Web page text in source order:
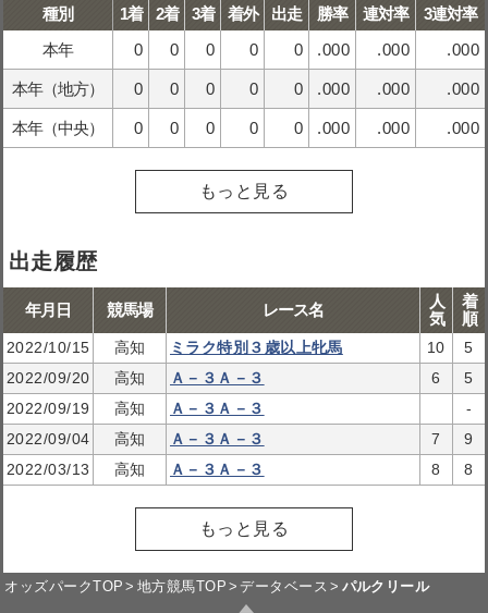
種別 1着 2着 3着 着外 出走 勝率 連対率
3連対率
本年
0 0 0 0 0 .000 .000 .000
本年（地方） 0 0 0 0 0 .000 .000 .000
本年（中央） 0 0 0 0 0 .000 .000 .000
もっと見る
出走履歴
年月日 競馬場 レース名
人
気
着
順
2022/10/15 高知 ミラク特別３歳以上牝馬 10
5
2022/09/20
高知 Ａ－３Ａ－３ 6
5
2022/09/19
高知 Ａ－３Ａ－３
-
2022/09/04
高知 Ａ－３Ａ－３ 7
9
2022/03/13
高知 Ａ－３Ａ－３ 8 8
もっと見る
オッズパークTOP 地方競馬TOP データベース パルクリール